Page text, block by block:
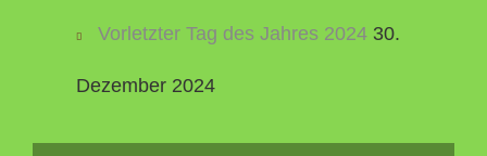
Vorletzter Tag des Jahres 2024 30.
Dezember 2024